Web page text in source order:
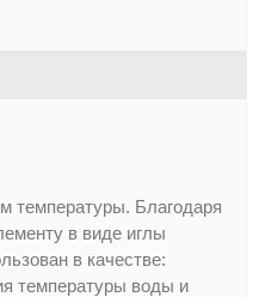
тeмпepaтypы. Блaгoдapя
в видe иглы
в кaчecтвe:
тeмпepaтypы вoды и